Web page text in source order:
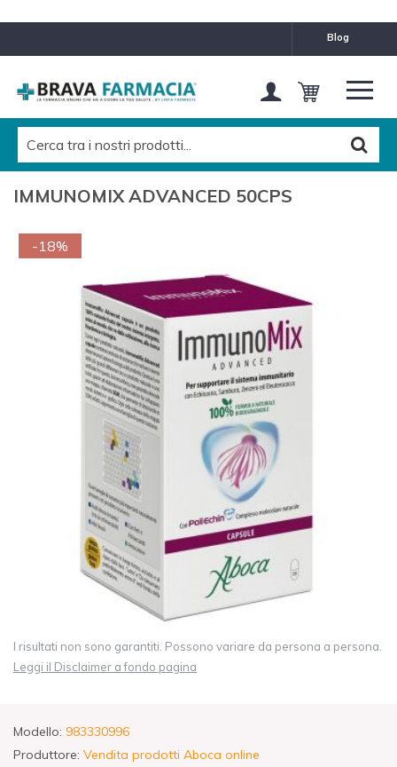
blog
IMMUNOMIX ADVANCED 50CPS
-18%
I risultati non sono garantiti. Possono variare da persona a persona.
Leggi il Disclaimer a fondo pagina
Modello: 983330996
Produttore: Vendita prodotti Aboca online